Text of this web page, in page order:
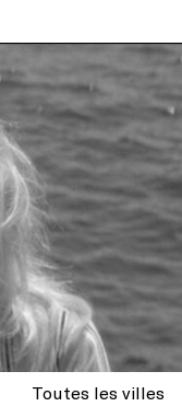
Toutes les villes